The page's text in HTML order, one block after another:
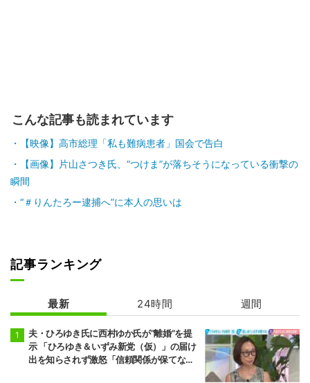
こんな記事も読まれています
【映像】高市総理「私も難病患者」国会で告白
【画像】片山さつき氏、“つけま”が落ちそうになっている衝撃の
瞬間
“＃りんたろー逮捕へ”に本人の思いは
記事ランキング
最新 24時間 週間
夫・ひろゆき氏に西村ゆか氏が“離婚”を提
示 「ひろゆき＆いずみ新党（仮）」の届け
出を知らされず激怒「信頼関係が保てない